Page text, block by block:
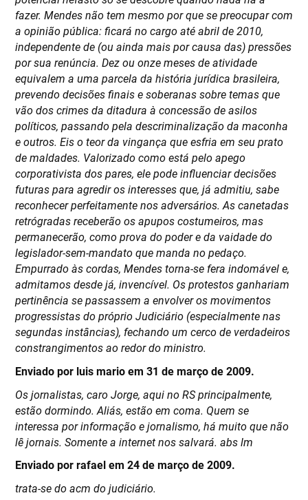
fazer. Mendes não tem mesmo por que se preocupar com
a opinião pública: ficará no cargo até abril de 2010,
independente de (ou ainda mais por causa das) pressões
por sua renúncia. Dez ou onze meses de atividade
equivalem a uma parcela da história jurídica brasileira,
prevendo decisões finais e soberanas sobre temas que
vão dos crimes da ditadura à concessão de asilos
políticos, passando pela descriminalização da maconha
e outros. Eis o teor da vingança que esfria em seu prato
de maldades. Valorizado como está pelo apego
corporativista dos pares, ele pode influenciar decisões
futuras para agredir os interesses que, já admitiu, sabe
reconhecer perfeitamente nos adversários. As canetadas
retrógradas receberão os apupos costumeiros, mas
permanecerão, como prova do poder e da vaidade do
legislador-sem-mandato que manda no pedaço.
Empurrado às cordas, Mendes torna-se fera indomável e,
admitamos desde já, invencível. Os protestos ganhariam
pertinência se passassem a envolver os movimentos
progressistas do próprio Judiciário (especialmente nas
segundas instâncias), fechando um cerco de verdadeiros
constrangimentos ao redor do ministro.
Enviado por luis mario em 31 de março de 2009.
Os jornalistas, caro Jorge, aqui no RS principalmente,
estão dormindo. Aliás, estão em coma. Quem se
interessa por informação e jornalismo, há muito que não
lê jornais. Somente a internet nos salvará. abs lm
Enviado por rafael em 24 de março de 2009.
trata-se do acm do judiciário.